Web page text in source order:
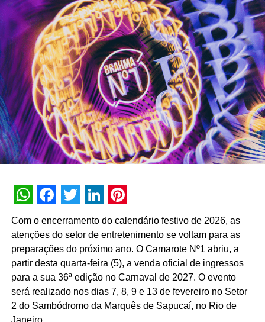
O filme com direção de cena deRog Souzae produção
daTropical Film traz uma série de situações nas quais
homens expressam suas emoções, sentimentos e
felicidades, além de demonstrações de afeto entre pais e
filhos a partir dotoque. Momentos em que eles
manifestam a força de se sentir bem na própria pele.
“O vínculo e
ademonstraçãode
carinho entre pai
efilhotem um poder
transformador.
WhatsApp
Facebook
Twitter
LinkedIn
Pinterest
Com o encerramento do calendário festivo de 2026, as
atenções do setor de entretenimento se voltam para as
preparações do próximo ano. O Camarote Nº1 abriu, a
partir desta quarta-feira (5), a venda oficial de ingressos
para a sua 36ª edição no Carnaval de 2027. O evento
será realizado nos dias 7, 8, 9 e 13 de fevereiro no Setor
2 do Sambódromo da Marquês de Sapucaí, no Rio de